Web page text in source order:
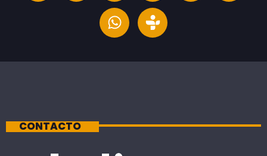
CONTACTO